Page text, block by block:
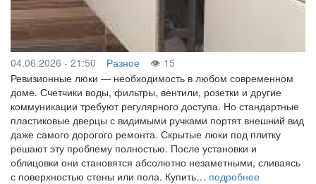
04.06.2026 - 21:50 Разное
15
Ревизионные люки — необходимость в любом современном
доме. Счетчики воды, фильтры, вентили, розетки и другие
коммуникации требуют регулярного доступа. Но стандартные
пластиковые дверцы с видимыми ручками портят внешний вид
даже самого дорогого ремонта. Скрытые люки под плитку
решают эту проблему полностью. После установки и
облицовки они становятся абсолютно незаметными, сливаясь
с поверхностью стены или пола. Купить… подробнее